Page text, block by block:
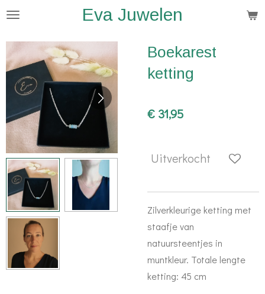
Ga
de
hoofdinhoud
Eva Juwelen
Boekarest
ketting
€ 31,95
Uitverkocht
Zilverkleurige ketting met
staafje van
natuursteentjes in
muntkleur. Totale lengte
ketting: 45 cm